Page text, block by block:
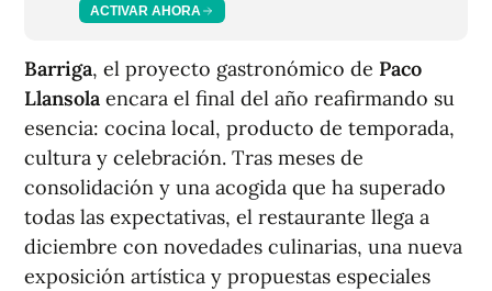
ACTIVAR AHORA
Barriga, el proyecto gastronómico de Paco
Llansola encara el final del año reafirmando su
esencia: cocina local, producto de temporada,
cultura y celebración. Tras meses de
consolidación y una acogida que ha superado
todas las expectativas, el restaurante llega a
diciembre con novedades culinarias, una nueva
exposición artística y propuestas especiales